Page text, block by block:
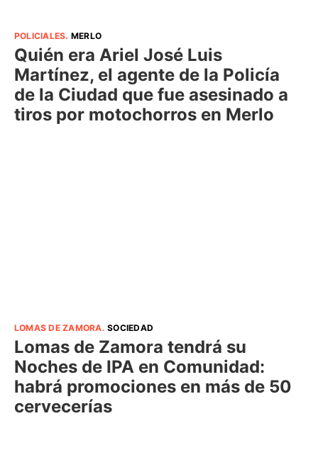
POLICIALES. MERLO
Quién era Ariel José Luis
Martínez, el agente de la Policía
de la Ciudad que fue asesinado a
tiros por motochorros en Merlo
LOMAS DE ZAMORA.SOCIEDAD
Lomas de Zamora tendrá su
Noches de IPA en Comunidad:
habrá promociones en más de 50
cervecerías